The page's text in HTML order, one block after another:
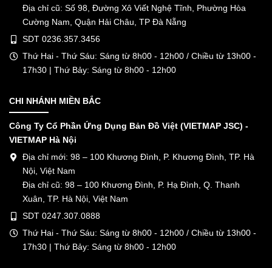
Địa chỉ cũ: Số 98, Đường Xô Viết Nghệ Tĩnh, Phường Hòa
Cường Nam, Quận Hải Châu, TP Đà Nẵng
SDT 0236.357.3456
Thứ Hai - Thứ Sáu: Sáng từ 8h00 - 12h00 / Chiều từ 13h00 -
17h30 | Thứ Bảy: Sáng từ 8h00 - 12h00
CHI NHÁNH MIỀN BẮC
Công Ty Cổ Phần Ứng Dụng Bản Đồ Việt (VIETMAP JSC) -
VIETMAP Hà Nội
Địa chỉ mới: 98 – 100 Khương Đình, P. Khương Đình, TP. Hà
Nội, Việt Nam
Địa chỉ cũ: 98 – 100 Khương Đình, P. Hạ Đình, Q. Thanh
Xuân, TP. Hà Nội, Việt Nam
SDT 0247.307.0888
Thứ Hai - Thứ Sáu: Sáng từ 8h00 - 12h00 / Chiều từ 13h00 -
17h30 | Thứ Bảy: Sáng từ 8h00 - 12h00